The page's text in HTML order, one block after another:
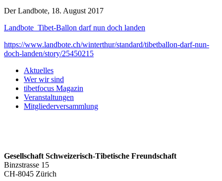
Der Landbote, 18. August 2017
Landbote_Tibet-Ballon darf nun doch landen
https://www.landbote.ch/winterthur/standard/tibetballon-darf-nun-
doch-landen/story/25450215
Aktuelles
Wer wir sind
tibetfocus Magazin
Veranstaltungen
Mitgliederversammlung
Gesellschaft Schweizerisch-Tibetische Freundschaft
Binzstrasse 15
CH-8045 Zürich